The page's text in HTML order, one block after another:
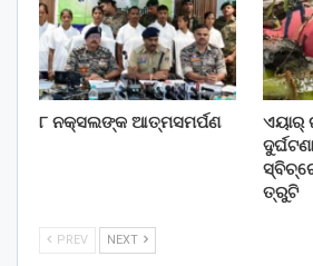
୮ ନକ୍ସଲଙ୍କ ଆତ୍ମସମର୍ପଣ
ଏୟାର୍
ତ୍ରୁଟି
PREV NEXT